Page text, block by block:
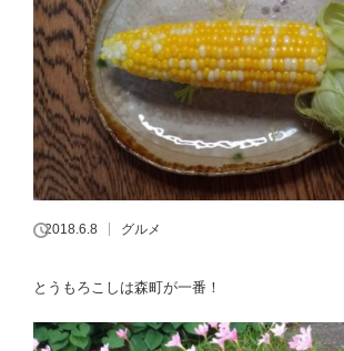
2018.6.8 グルメ
とうもろこしは森町が一番！